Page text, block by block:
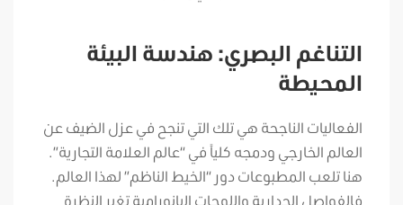
التناغم البصري: هندسة البيئة
المحيطة
الفعاليات الناجحة هي تلك التي تنجح في عزل الضيف عن
العالم الخارجي ودمجه كلياً في “عالم العلامة التجارية”.
هنا تلعب المطبوعات دور “الخيط الناظم” لهذا العالم.
فالفواصل الجدارية واللوحات البانورامية تغير النظرة